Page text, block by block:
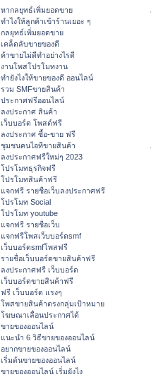
หากลยุทธ์เพิ่มยอดขาย
ทําไงให้ลูกค้าเข้าร้านเยอะ ๆ
กลยุทธ์เพิ่มยอดขาย
เคล็ดลับขายของดี
ค้าขายไม่ดีทำอย่างไรดี
งานโพสโปรโมทงาน
ทํายังไงให้ขายของดี ออนไลน์
รวม SMFขายสินค้า
ประกาศฟรีออนไลน์
ลงประกาศ สินค้า
เว็บบอร์ด โพสต์ฟรี
ลงประกาศ ซื้อ-ขาย ฟรี
ชุมชนคนไอทีขายสินค้า
ลงประกาศฟรีใหม่ๆ 2023
โปรโมทธุรกิจฟรี
โปรโมทสินค้าฟรี
แจกฟรี รายชื่อเว็บลงประกาศฟรี
โปรโมท Social
โปรโมท youtube
แจกฟรี รายชื่อเว็บ
แจกฟรีโพสเว็บบอร์ดsmf
เว็บบอร์ดsmfโพสฟรี
รายชื่อเว็บบอร์ดขายสินค้าฟรี
ลงประกาศฟรี เว็บบอร์ด
เว็บบอร์ดขายสินค้าฟรี
ฟรี เว็บบอร์ด แรงๆ
โพสขายสินค้าตรงกลุ่มเป้าหมาย
โฆษณาเลื่อนประกาศได้
ขายของออนไลน์
แนะนำ 6 วิธีขายของออนไลน์
อยากขายของออนไลน์
เริ่มต้นขายของออนไลน์
ขายของออนไลน์ เริ่มยังไง